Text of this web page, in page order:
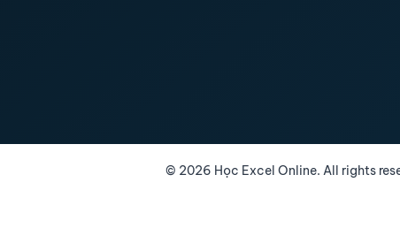
© 2026 Học Excel Online. All rights